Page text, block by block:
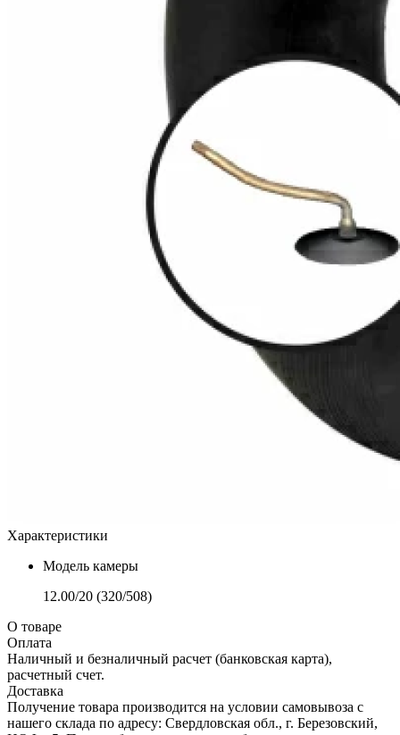
Характеристики
Модель камеры
12.00/20 (320/508)
О товаре
Оплата
Наличный и безналичный расчет (банковская карта),
расчетный счет.
Доставка
Получение товара производится на условии самовывоза с
нашего склада по адресу: Свердловская обл., г. Березовский,